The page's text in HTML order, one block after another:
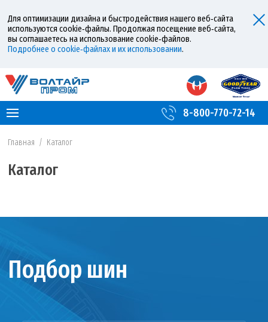
Для оптимизации дизайна и быстродействия нашего веб‑сайта
используются cookie‑файлы. Продолжая посещение веб‑сайта,
вы соглашаетесь на использование cookie‑файлов.
Подробнее о cookie‑файлах и их использовании.
8-800-770-72-14
Главная / Каталог
Каталог
Подбор шин